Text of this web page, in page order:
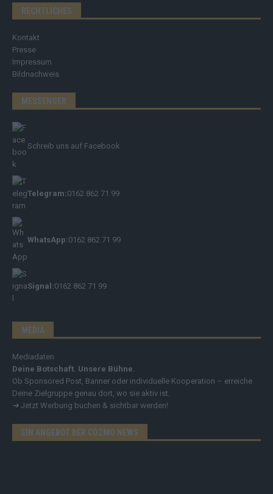
RECHTLICHES
Kontakt
Presse
Impressum
Bildnachweis
MESSENGER
Schreib uns auf Facebook
Telegram:0162 862 71 99
WhatsApp:0162 862 71 99
Signal:0162 862 71 99
MEDIA
Mediadaten
Deine Botschaft. Unsere Bühne.
Ob Sponsored Post, Banner oder individuelle Kooperation – erreiche
Deine Zielgruppe genau dort, wo sie aktiv ist.
➔ Jetzt Werbung buchen & sichtbar werden!
EIN ANGEBOT DER COZMO NEWS